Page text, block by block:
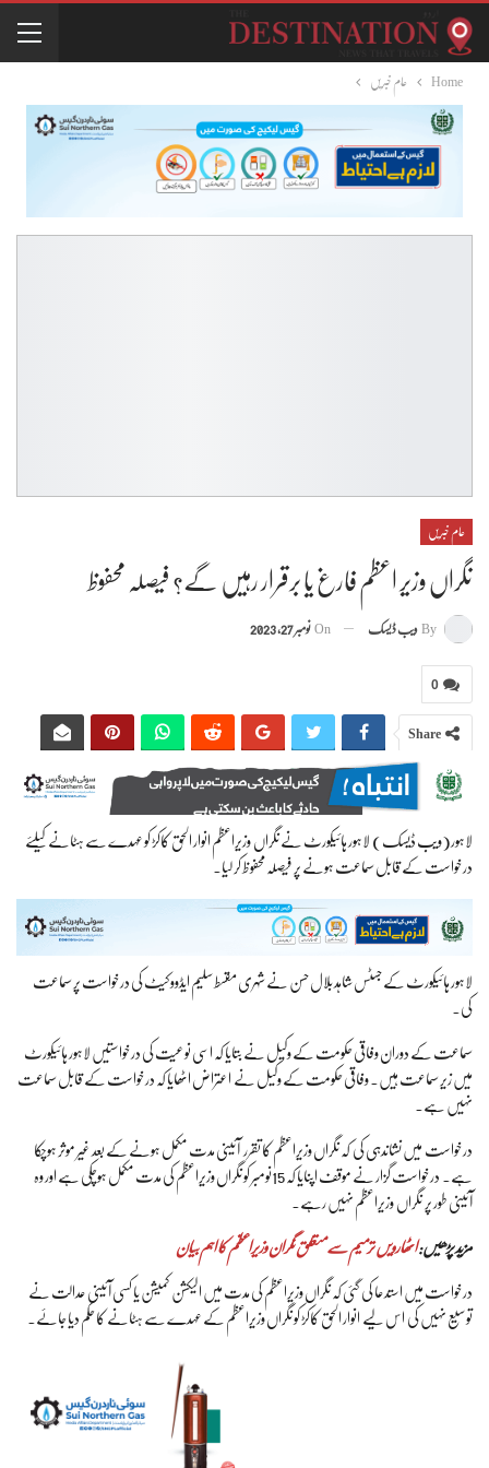
Home عام خبریں
عام خبریں
نگراں وزیر اعظم فارغ یا برقرار رہیں گے؟ فیصلہ محفوظ
By ویب ڈیسک On نومبر 27, 2023
0
Share
لاہور(ویب ڈیسک) لاہور ہائیکورٹ نے نگراں وزیراعظم انوار الحق کاکڑ کو عہدے سے ہٹانے کیلئے
درخواست کے قابل سماعت ہونے پر فیصلہ محفوظ کر لیا۔
لاہور ہائیکورٹ کے جسٹس شاہد بلال حسن نے شہری مقسط سلیم ایڈووکیٹ کی درخواست پر سماعت
کی.
سماعت کے دوران وفاقی حکومت کے وکیل نے بتایا کہ اسی نوعیت کی درخواستیں لاہور ہائیکورٹ
میں زیر سماعت ہیں. وفاقی حکومت کے وکیل نے اعتراض اٹھایا کہ درخواست کے قابل سماعت
نہیں ہے.
درخواست میں نشاندہی کی کہ نگراں وزیراعظم کا تقرر آئینی مدت مکمل ہونے کے بعد غیر موثر ہوچکا
ہے۔ درخواست گزار نے موقف اپنایا کہ 15نومبر کو نگراں وزیراعظم کی مدت مکمل ہوچکی ہے اور وہ
آئینی طور پر نگراں وزیراعظم نہیں رہے.
مزید پڑھیں:اٹھارویں ترمیم سے متعلق نگران وزیراعظم کا اہم بیان
درخواست میں استدعا کی گئی کہ نگراں وزیراعظم کی مدت میں الیکشن کمیشن یا کسی آئینی عدالت نے
توسیع نہیں کی اس لیے انوار الحق کاکڑ کو نگراں وزیراعظم کے عہدے سے ہٹانے کا حکم دیا جائے۔